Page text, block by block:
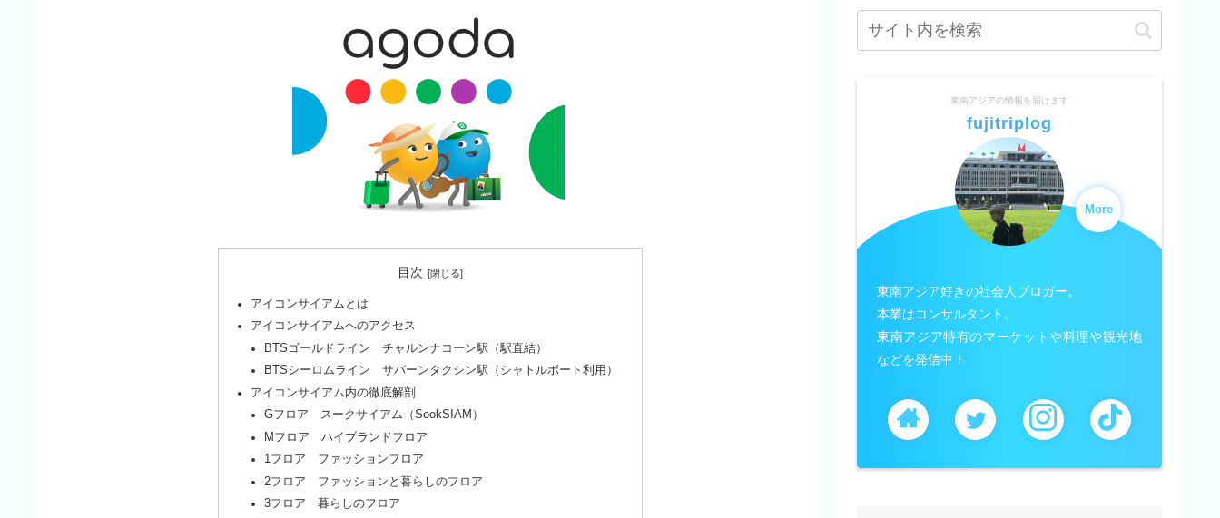
目次
アイコンサイアムとは
アイコンサイアムへのアクセス
BTSゴールドライン チャルンナコーン駅（駅直結）
BTSシーロムライン サパーンタクシン駅（シャトルボート利用）
アイコンサイアム内の徹底解剖
Gフロア スークサイアム（SookSIAM）
Mフロア ハイブランドフロア
1フロア ファッションフロア
2フロア ファッションと暮らしのフロア
3フロア 暮らしのフロア
東南アジアの情報を届けます
fujitriplog
More
東南アジア好きの社会人ブロガー。
本業はコンサルタント。
東南アジア特有のマーケットや料理や観光地
などを発信中！